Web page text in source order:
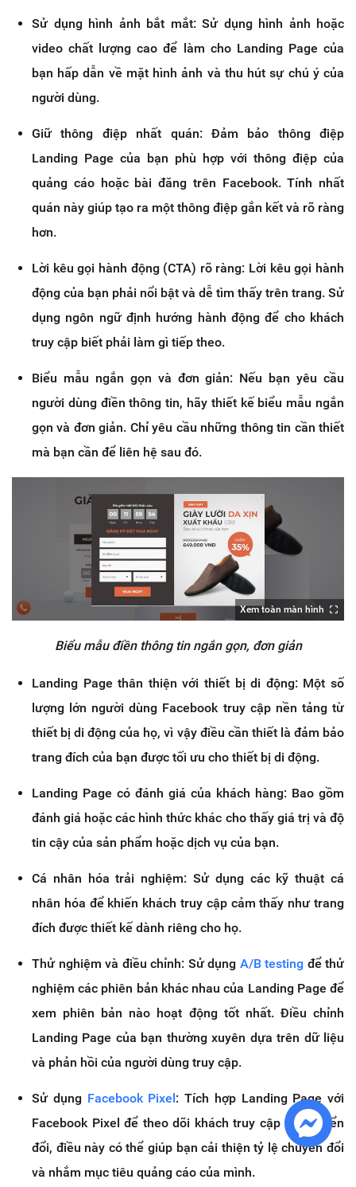
Sử dụng hình ảnh bắt mắt: Sử dụng hình ảnh hoặc
video chất lượng cao để làm cho Landing Page của
bạn hấp dẫn về mặt hình ảnh và thu hút sự chú ý của
người dùng.
Giữ thông điệp nhất quán: Đảm bảo thông điệp
Landing Page của bạn phù hợp với thông điệp của
quảng cáo hoặc bài đăng trên Facebook. Tính nhất
quán này giúp tạo ra một thông điệp gắn kết và rõ ràng
hơn.
Lời kêu gọi hành động (CTA) rõ ràng: Lời kêu gọi hành
động của bạn phải nổi bật và dễ tìm thấy trên trang. Sử
dụng ngôn ngữ định hướng hành động để cho khách
truy cập biết phải làm gì tiếp theo.
Biểu mẫu ngắn gọn và đơn giản: Nếu bạn yêu cầu
người dùng điền thông tin, hãy thiết kế biểu mẫu ngắn
gọn và đơn giản. Chỉ yêu cầu những thông tin cần thiết
mà bạn cần để liên hệ sau đó.
Xem toàn màn hình
Biểu mẫu điền thông tin ngắn gọn, đơn giản
Landing Page thân thiện với thiết bị di động: Một số
lượng lớn người dùng Facebook truy cập nền tảng từ
thiết bị di động của họ, vì vậy điều cần thiết là đảm bảo
trang đích của bạn được tối ưu cho thiết bị di động.
Landing Page có đánh giá của khách hàng: Bao gồm
đánh giá hoặc các hình thức khác cho thấy giá trị và độ
tin cậy của sản phẩm hoặc dịch vụ của bạn.
Cá nhân hóa trải nghiệm: Sử dụng các kỹ thuật cá
nhân hóa để khiến khách truy cập cảm thấy như trang
đích được thiết kế dành riêng cho họ.
Thử nghiệm và điều chỉnh: Sử dụng A/B testing để thử
nghiệm các phiên bản khác nhau của Landing Page để
xem phiên bản nào hoạt động tốt nhất. Điều chỉnh
Landing Page của bạn thường xuyên dựa trên dữ liệu
và phản hồi của người dùng truy cập.
Sử dụng Facebook Pixel: Tích hợp Landing Page với
Facebook Pixel để theo dõi khách truy cập và chuyển
đổi, điều này có thể giúp bạn cải thiện tỷ lệ chuyển đổi
và nhắm mục tiêu quảng cáo của mình.